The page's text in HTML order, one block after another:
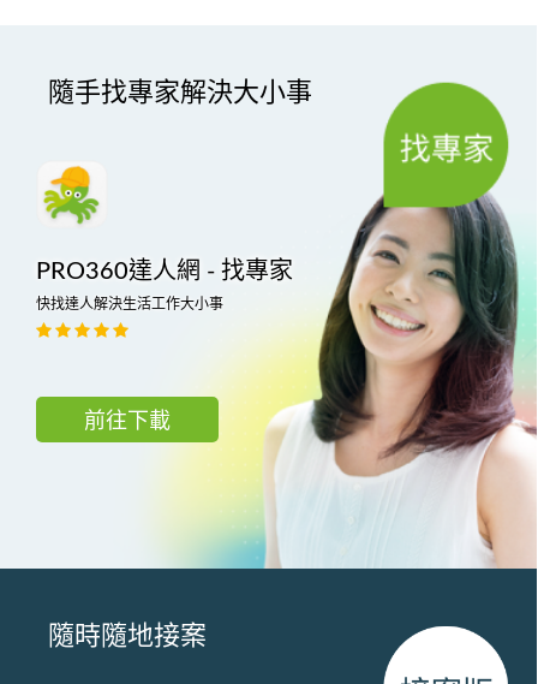
隨手找專家解決大小事
PRO360達人網 - 找專家
快找達人解決生活工作大小事
前往下載
隨時隨地接案